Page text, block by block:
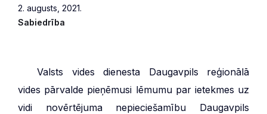
2. augusts, 2021.
Sabiedrība
Valsts vides dienesta Daugavpils reģionālā
vides pārvalde pieņēmusi lēmumu par ietekmes uz
vidi novērtējuma nepieciešamību Daugavpils